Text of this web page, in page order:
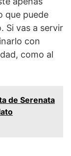
que puede
Si vas a servir
con
como al
de Serenata